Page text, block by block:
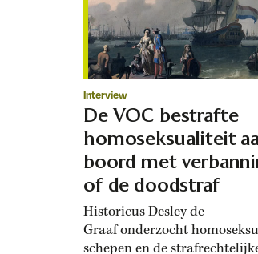
Interview
De VOC bestrafte
homoseksualiteit
boord met
of de doodstraf
Historicus Desley de
Graaf onderzocht
schepen en de